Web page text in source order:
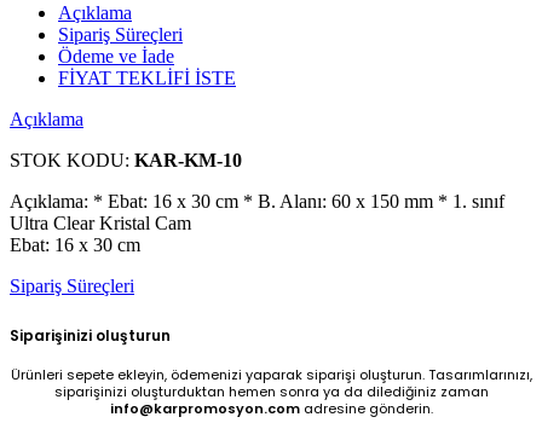
Açıklama
Sipariş Süreçleri
Ödeme ve İade
FİYAT TEKLİFİ İSTE
Açıklama
STOK KODU: KAR-KM-10
Açıklama: * Ebat: 16 x 30 cm * B. Alanı: 60 x 150 mm * 1. sınıf
Ultra Clear Kristal Cam
Ebat: 16 x 30 cm
Sipariş Süreçleri
Siparişinizi oluşturun
Ürünleri sepete ekleyin, ödemenizi yaparak siparişi oluşturun. Tasarımlarınızı,
siparişinizi oluşturduktan hemen sonra ya da dilediğiniz zaman
info@karpromosyon.comadresine gönderin.